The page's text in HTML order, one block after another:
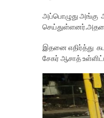
அப்பொழுது அங்கு
இதனை எதிர்த்து
சேகர் ஆசாத்